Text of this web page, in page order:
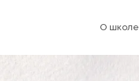
О школе